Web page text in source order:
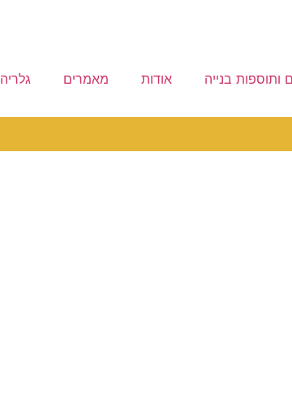
ותוספות בנייה אודות מאמרים גלריה